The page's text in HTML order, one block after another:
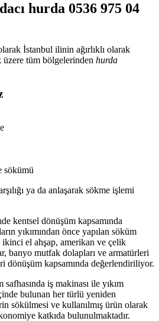
hurda 0536 975 04
İstanbul ilinin ağırlıklı olarak
üzere tüm bölgelerinden hurda
sökümü
ya da anlaşarak sökme işlemi
kentsel dönüşüm kapsamında
yıkımından önce yapılan söküm
ikinci el ahşap, amerikan ve çelik
banyo mutfak dolapları ve armatürleri
dönüşüm kapsamında değerlendiriliyor.
safhasında iş makinası ile yıkım
bulunan her türlü yeniden
sökülmesi ve kullanılmış ürün olarak
katkıda bulunulmaktadır.